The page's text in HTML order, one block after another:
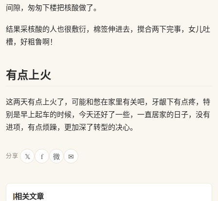
间隙，匆匆下楼把核酸做了。
结果采核酸的人也很敷衍，棉签伸进去，搅合两下完事，女儿吐
槽，好粗鲁啊！
有点上火
这两天有点上火了，可能和憋在家里有关吧，牙龈下有点疼，特
别是早上起车的时候，今天还好了一些，一直居家的日子，没有
进项，有点烦躁，更加深了转型的决心。
分享 𝕏 f 微 ✉
相关文章